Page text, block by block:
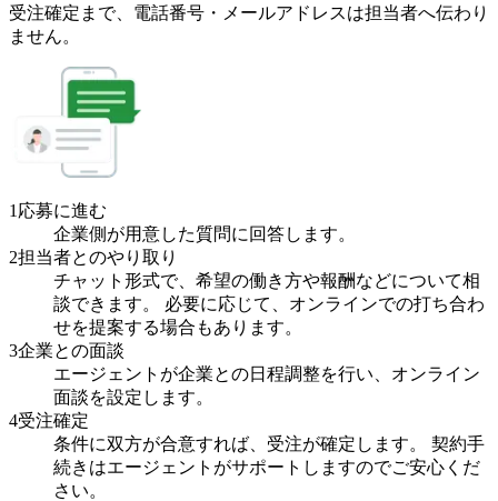
受注確定まで、 電話番号・メールアドレスは担当者へ伝わり
ません。
1 応募に進む
企業側が用意した質問に回答します。
2担当者とのやり取り
チャット形式で、希望の働き方や報酬などについて相
談できます。 必要に応じて、オンラインでの打ち合わ
せを提案する場合もあります。
3企業との面談
エージェントが企業との日程調整を行い、オンライン
面談を設定します。
4受注確定
条件に双方が合意すれば、受注が確定します。 契約手
続きはエージェントがサポートしますのでご安心くだ
さい。